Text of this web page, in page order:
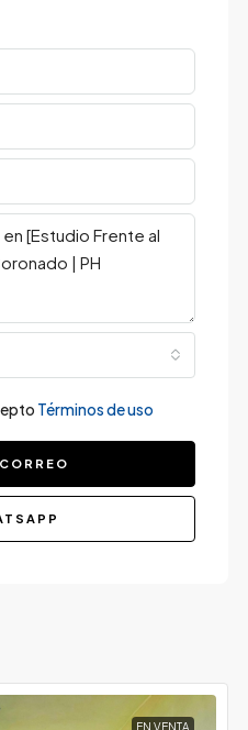
Términos de uso
EN VENTA